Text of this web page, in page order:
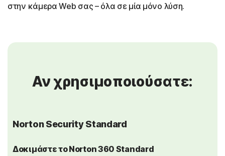
στην κάμερα Web σας – όλα σε μία μόνο λύση.
Αν χρησιμοποιούσατε:
Norton Security Standard
Δοκιμάστε το Norton 360 Standard